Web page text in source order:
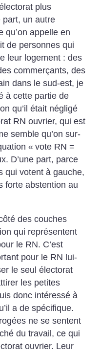
plus
part, un autre
qu’on appelle en
de personnes qui
leur logement : des
commerçants, des
dans le sud-est, je
à cette partie de
qu’il était négligé
RN ouvrier, qui est
semble qu’on sur-
« vote RN =
D’une part, parce
qui votent à gauche,
forte abstention au
des couches
qui représentent
le RN. C’est
pour le RN lui-
le seul électorat
les petites
donc intéressé à
a de spécifique.
ne se sentent
du travail, ce qui
ouvrier. Leur